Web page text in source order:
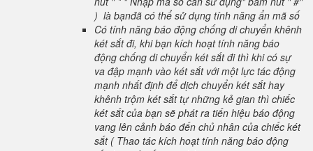
) là bạnđã có thể sử dụng tính năng ẩn mã số
Có tính năng báo động chống di chuyển khênh
két sắt đi, khi bạn kích hoạt tính năng báo
động chống di chuyển két sắt đi thì khi có sự
va đập mạnh vào két sắt với một lực tác động
mạnh nhất định để dịch chuyển két sắt hay
khênh trộm két sắt tự những kẻ gian thì chiếc
két sắt của bạn sẽ phát ra tiến hiệu báo động
vang lên cảnh báo đến chủ nhân của chiếc két
sắt ( Thao tác kích hoạt tính năng báo động